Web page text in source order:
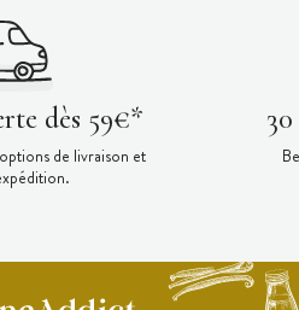
dès 59€*
de livraison et